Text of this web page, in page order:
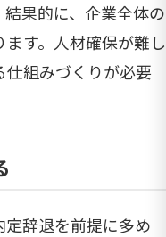
果的に、企業全体の
す。人材確保が難し
仕組みづくりが必要
辞退を前提に多め